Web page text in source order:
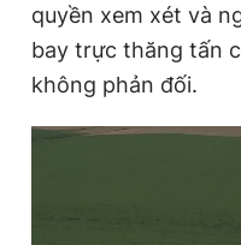
quyền xem xét và
bay trực thăng tấn
không phản đối.